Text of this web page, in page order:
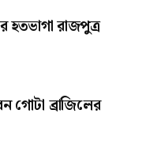
হতভাগা রাজপুত্র
গোটা ব্রাজিলের